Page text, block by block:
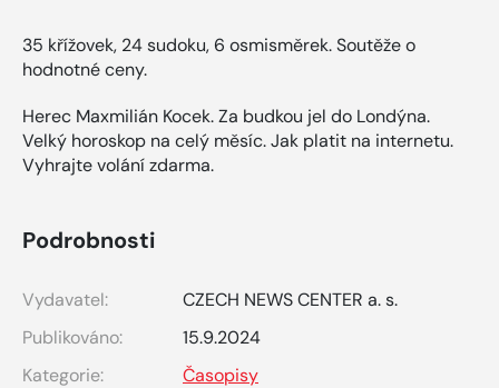
35 křížovek, 24 sudoku, 6 osmisměrek. Soutěže o
hodnotné ceny.
Herec Maxmilián Kocek. Za budkou jel do Londýna.
Velký horoskop na celý měsíc. Jak platit na internetu.
Vyhrajte volání zdarma.
Podrobnosti
Vydavatel:
CZECH NEWS CENTER a. s.
Publikováno:
15.9.2024
Kategorie:
Časopisy